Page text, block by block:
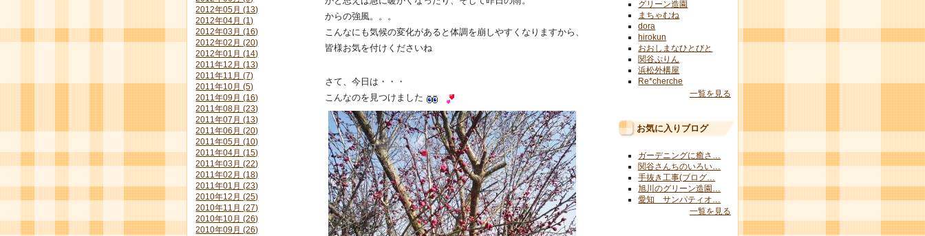
からの強風。。。
こんなにも気候の変化があると体調を崩しやすくなりますから、
皆様お気を付けくださいね
さて、今日は・・・
こんなのを見つけました
2012年05月 (13)
2012年04月 (1)
2012年03月 (16)
2012年02月 (20)
2012年01月 (14)
2011年12月 (13)
2011年11月 (7)
2011年10月 (5)
2011年09月 (16)
2011年08月 (23)
2011年07月 (13)
2011年06月 (20)
2011年05月 (10)
2011年04月 (15)
2011年03月 (22)
2011年02月 (18)
2011年01月 (23)
2010年12月 (25)
2010年11月 (27)
2010年10月 (26)
2010年09月 (26)
グリーン造園
まちゃむね
dora
hirokun
おおしまなひとびと
関谷ぷりん
浜松外構屋
Re*cherche
一覧を見る
お気に入りブログ
ガーデニングに癒さ…
関谷さんちのいろい…
手抜き工事(ブログ…
旭川のグリーン造園…
愛知 サンパティオ…
一覧を見る